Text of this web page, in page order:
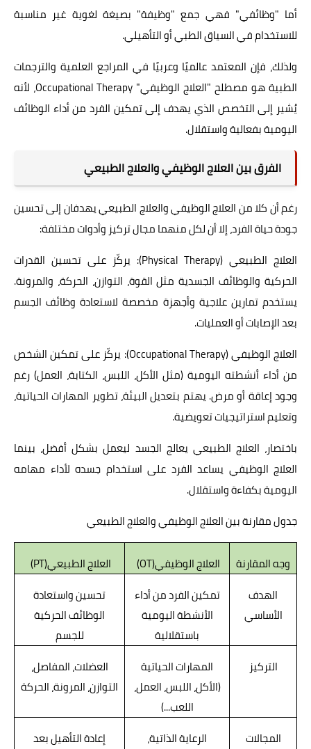
أما "وظائفي" فهي جمع "وظيفة" بصيغة لغوية غير مناسبة
للاستخدام في السياق الطبي أو التأهيلي.
ولذلك، فإن المعتمد عالميًا وعربيًا في المراجع العلمية والترجمات
الطبية هو مصطلح "العلاج الوظيفي" Occupational Therapy، لأنه
يُشير إلى التخصص الذي يهدف إلى تمكين الفرد من أداء الوظائف
اليومية بفعالية واستقلال.
الفرق بين العلاج الوظيفي والعلاج الطبيعي
رغم أن كلا من العلاج الوظيفي والعلاج الطبيعي يهدفان إلى تحسين
جودة حياة الفرد، إلا أن لكل منهما مجال تركيز وأدوات مختلفة:
العلاج الطبيعي (Physical Therapy): يركّز على تحسين القدرات
الحركية والوظائف الجسدية مثل القوة، التوازن، الحركة، والمرونة.
يستخدم تمارين علاجية وأجهزة مخصصة لاستعادة وظائف الجسم
بعد الإصابات أو العمليات.
العلاج الوظيفي (Occupational Therapy): يركّز على تمكين الشخص
من أداء أنشطته اليومية (مثل الأكل، اللبس، الكتابة، العمل) رغم
وجود إعاقة أو مرض. يهتم بتعديل البيئة، تطوير المهارات الحياتية،
وتعليم استراتيجيات تعويضية.
باختصار، العلاج الطبيعي يعالج الجسد ليعمل بشكل أفضل، بينما
العلاج الوظيفي يساعد الفرد على استخدام جسده لأداء مهامه
اليومية بكفاءة واستقلال.
جدول مقارنة بين العلاج الوظيفي والعلاج الطبيعي
وجه المقارنة العلاج الوظيفي(OT) العلاج الطبيعي(PT)
الهدف
الأساسي
تمكين الفرد من أداء
الأنشطة اليومية
باستقلالية
تحسين واستعادة
الوظائف الحركية
للجسم
التركيز
المهارات الحياتية
(الأكل، اللبس، العمل،
اللعب...)
العضلات، المفاصل،
التوازن، المرونة، الحركة
المجالات
الرعاية الذاتية،
إعادة التأهيل بعد